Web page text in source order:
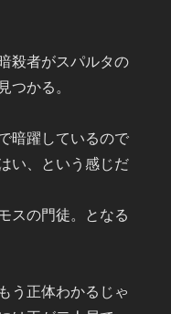
殺者がスパルタの
つかる。
暗躍しているので
い、という感じだ
スの門徒。となる
う正体わかるじゃ